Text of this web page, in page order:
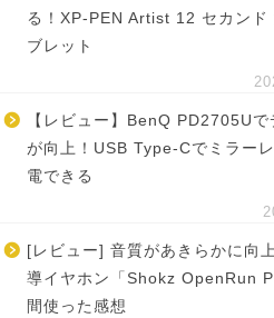
る！XP-PEN Artist 12 セカンド
ブレット
【レビュー】BenQ PD2705Uで
が向上！USB Type-Cでミラー
電できる
[レビュー] 音質があきらかに向
導イヤホン「Shokz OpenRun
間使った感想